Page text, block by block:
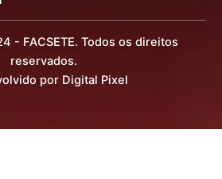
- FACSETE. Todos os direitos
reservados.
por Digital Pixel